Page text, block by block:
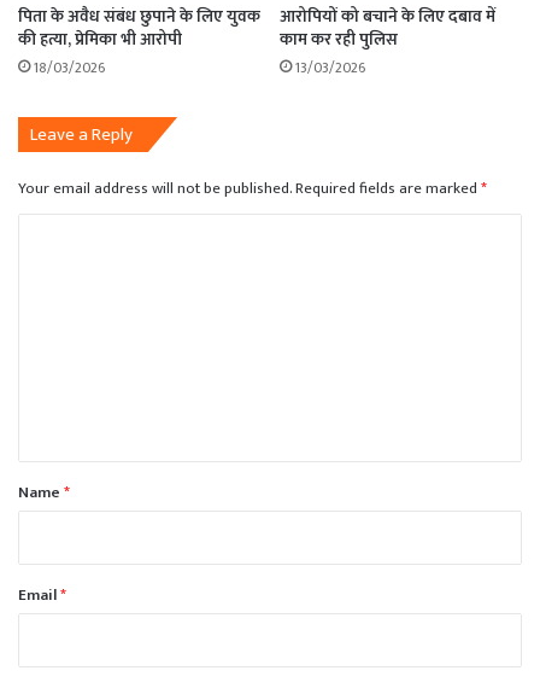
पिता के अवैध संबंध छुपाने के लिए युवक
की हत्या, प्रेमिका भी आरोपी
18/03/2026
आरोपियों को बचाने के लिए दबाव में
काम कर रही पुलिस
13/03/2026
Leave a Reply
Your email address will not be published.Required fields are marked*
*Name*
Email*